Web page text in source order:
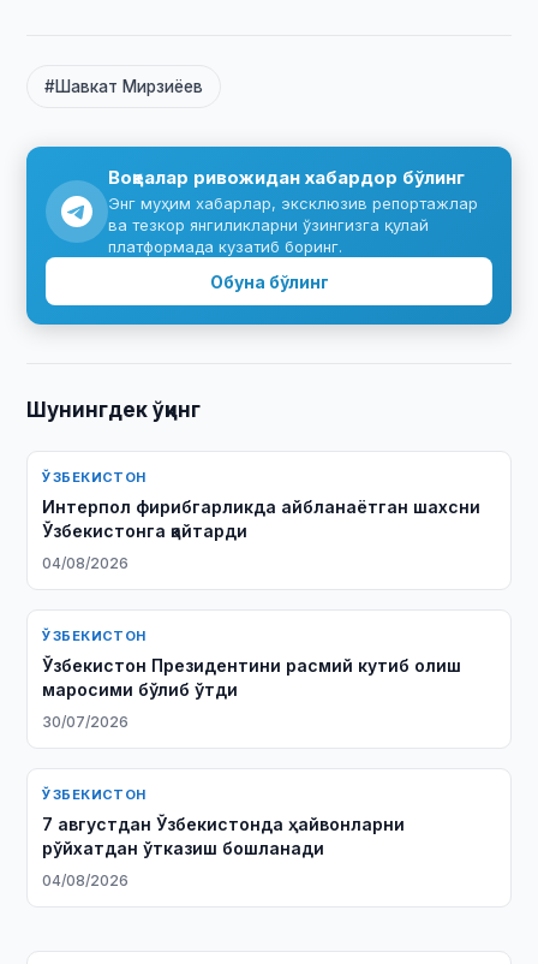
#Шавкат Мирзиёев
Воқеалар ривожидан хабардор бўлинг
Энг муҳим хабарлар, эксклюзив репортажлар
ва тезкор янгиликларни ўзингизга қулай
платформада кузатиб боринг.
Обуна бўлинг
Шунингдек ўқинг
ЎЗБЕКИСТОН
Интерпол фирибгарликда айбланаётган шахсни
Ўзбекистонга қайтарди
04/08/2026
ЎЗБЕКИСТОН
Ўзбекистон Президентини расмий кутиб олиш
маросими бўлиб ўтди
30/07/2026
ЎЗБЕКИСТОН
7 августдан Ўзбекистонда ҳайвонларни
рўйхатдан ўтказиш бошланади
04/08/2026